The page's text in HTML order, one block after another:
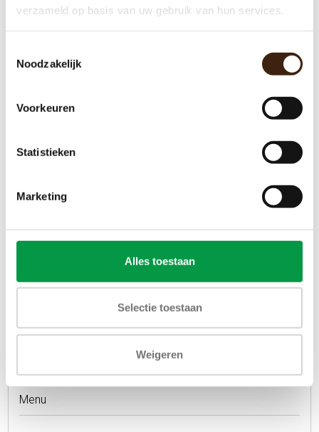
verzameld op basis van uw gebruik van hun services.
Noodzakelijk
Voorkeuren
Statistieken
Marketing
Alles toestaan
Selectie toestaan
Weigeren
Menu